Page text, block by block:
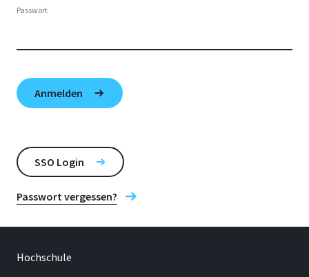
Passwort
SSO Login
Passwort vergessen?
Hochschule